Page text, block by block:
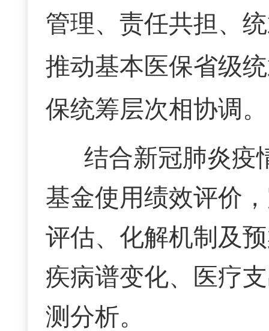
管理、责任共担、
推动基本医保省级
保统筹层次相协调。
结合新冠肺炎疫
基金使用绩效评价
评估、化解机制及
疾病谱变化、医疗
测分析。